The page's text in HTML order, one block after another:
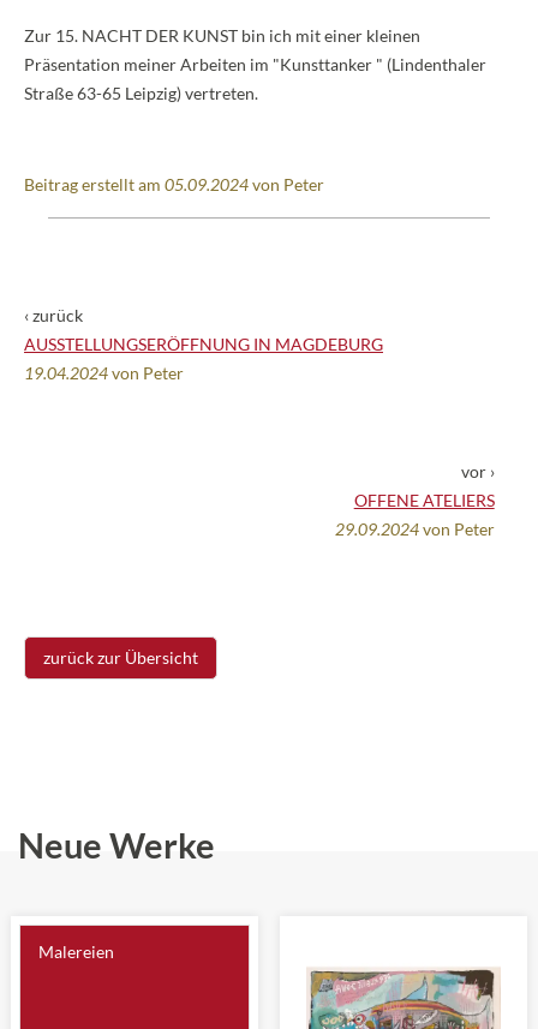
Zur 15. NACHT DER KUNST bin ich mit einer kleinen
Präsentation meiner Arbeiten im "Kunsttanker " (Lindenthaler
Straße 63-65 Leipzig) vertreten.
Beitrag erstellt am 05.09.2024von Peter
‹ zurück
AUSSTELLUNGSERÖFFNUNG IN MAGDEBURG
19.04.2024von Peter
vor ›
OFFENE ATELIERS
29.09.2024von Peter
zurück zur Übersicht
Neue Werke
Malereien